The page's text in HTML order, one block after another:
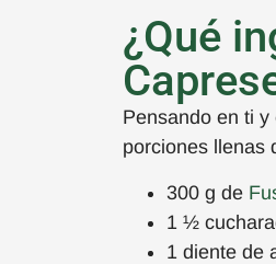
¿Qué
Pensando en ti
porciones llenas
300 g de
1 ½
1 diente de